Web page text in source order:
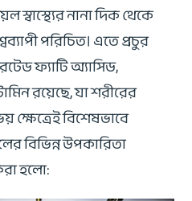
নানা দিক থেকে
পরিচিত। এতে প্রচুর
ফ্যাটি অ্যাসিড,
রয়েছে, যা শরীরের
ক্ষেত্রেই বিশেষভাবে
বিভিন্ন উপকারিতা
হলো: